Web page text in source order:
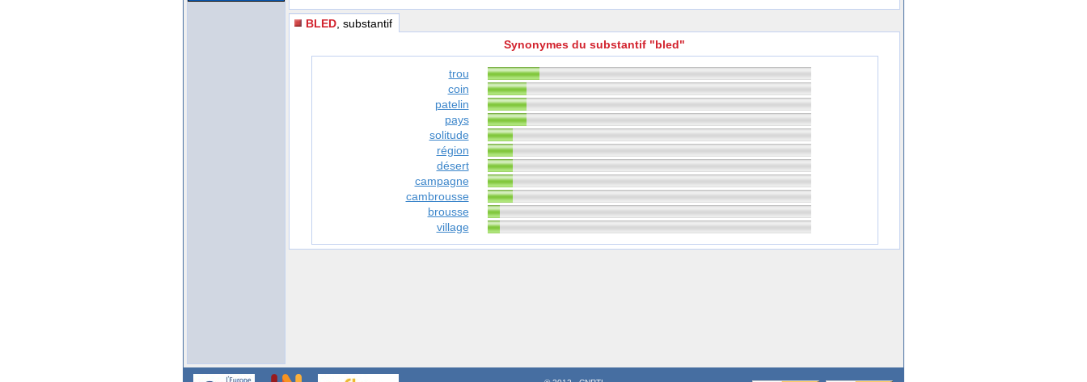
BLED , substantif
Synonymes du substantif "bled"
trou
coin
patelin
pays
solitude
région
désert
campagne
cambrousse
brousse
village